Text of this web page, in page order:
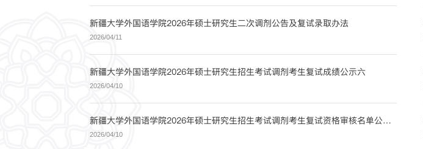
新疆大学外国语学院2026年硕士研究生二次调剂公告及复试录取办法
2026/04/11
新疆大学外国语学院2026年硕士研究生招生考试调剂考生复试成绩公示六
2026/04/10
新疆大学外国语学院2026年硕士研究生招生考试调剂考生复试资格审核名单公示四
2026/04/10